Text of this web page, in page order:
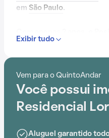
em São Paulo.
praticidade e em uma
Encontramos na região
Estação Parada Inglesa,
Escola Estadual Albino
que simplificam o
Exibir tudo
Vem para o QuintoAndar
Você possui
Residencial
Aluguel garantido